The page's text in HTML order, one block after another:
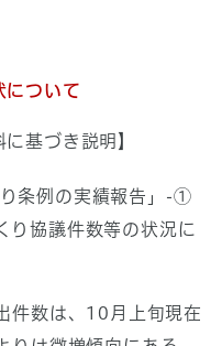
ついて
基づき説明】
条例の実績報告」-①
り協議件数等の状況に
数は、10月上旬現在